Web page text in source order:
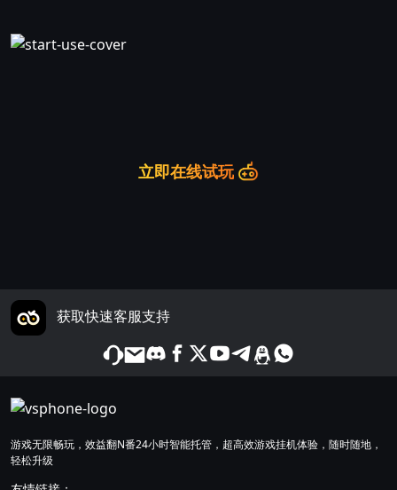
立即在线试玩
获取快速客服支持
游戏无限畅玩，效益翻N番24小时智能托管，超高效游戏挂机体验，随时随地，
轻松升级